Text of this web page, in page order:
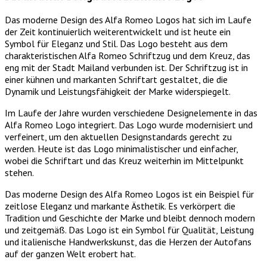
Das moderne Design des Alfa Romeo Logos hat sich im Laufe
der Zeit kontinuierlich weiterentwickelt und ist heute ein
Symbol für Eleganz und Stil. Das Logo besteht aus dem
charakteristischen Alfa Romeo Schriftzug und dem Kreuz, das
eng mit der Stadt Mailand verbunden ist. Der Schriftzug ist in
einer kühnen und markanten Schriftart gestaltet, die die
Dynamik und Leistungsfähigkeit der Marke widerspiegelt.
Im Laufe der Jahre wurden verschiedene Designelemente in das
Alfa Romeo Logo integriert. Das Logo wurde modernisiert und
verfeinert, um den aktuellen Designstandards gerecht zu
werden. Heute ist das Logo minimalistischer und einfacher,
wobei die Schriftart und das Kreuz weiterhin im Mittelpunkt
stehen.
Das moderne Design des Alfa Romeo Logos ist ein Beispiel für
zeitlose Eleganz und markante Ästhetik. Es verkörpert die
Tradition und Geschichte der Marke und bleibt dennoch modern
und zeitgemäß. Das Logo ist ein Symbol für Qualität, Leistung
und italienische Handwerkskunst, das die Herzen der Autofans
auf der ganzen Welt erobert hat.